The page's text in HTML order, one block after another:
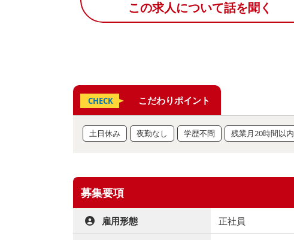
この求人について話を聞く
CHECK こだわりポイント
土日休み 夜勤なし 学歴不問 残業月20時間以内
募集要項
雇用形態 正社員